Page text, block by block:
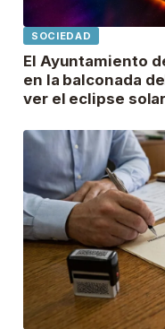
SOCIEDAD
El Ayuntamiento
en la balconada
ver el eclipse